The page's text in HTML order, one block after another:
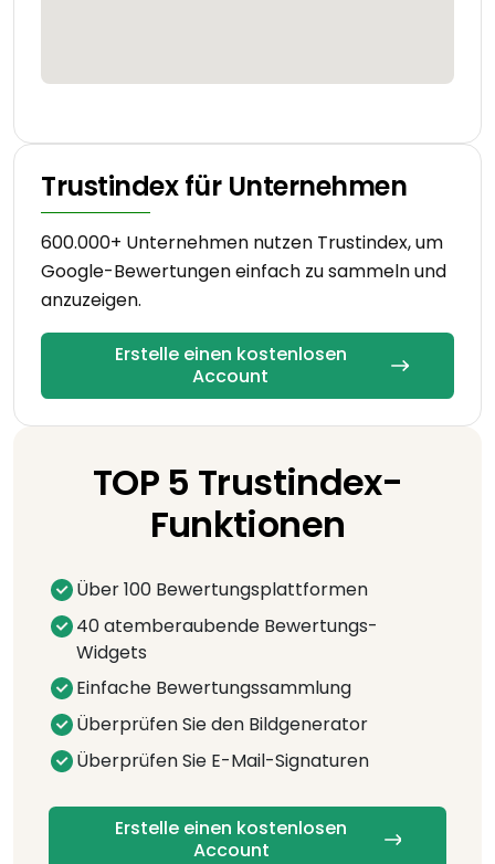
Trustindex für Unternehmen
600.000+ Unternehmen nutzen Trustindex, um
Google-Bewertungen einfach zu sammeln und
anzuzeigen.
Erstelle einen kostenlosen
Account
TOP 5 Trustindex-
Funktionen
Über 100 Bewertungsplattformen
40 atemberaubende Bewertungs-
Widgets
Einfache Bewertungssammlung
Überprüfen Sie den Bildgenerator
Überprüfen Sie E-Mail-Signaturen
Erstelle einen kostenlosen
Account